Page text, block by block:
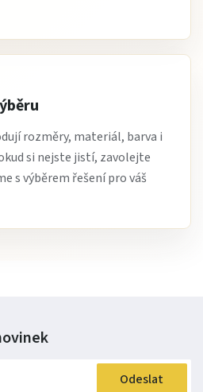
rozměry, materiál, barva i
si nejste jistí, zavolejte
s výběrem řešení pro váš
Odeslat